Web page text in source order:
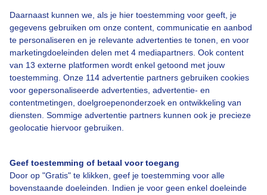
Daarnaast kunnen we, als je hier toestemming voor geeft, je
gegevens gebruiken om onze content, communicatie en aanbod
te personaliseren en je relevante advertenties te tonen, en voor
marketingdoeleinden delen met 4 mediapartners. Ook content
van 13 externe platformen wordt enkel getoond met jouw
toestemming. Onze 114 advertentie partners gebruiken cookies
voor gepersonaliseerde advertenties, advertentie- en
contentmetingen, doelgroepenonderzoek en ontwikkeling van
diensten. Sommige advertentie partners kunnen ook je precieze
geolocatie hiervoor gebruiken.
Geef toestemming of betaal voor toegang
Door op "Gratis" te klikken, geef je toestemming voor alle
bovenstaande doeleinden. Indien je voor geen enkel doeleinde
Over Buienradar
Bedrijfsgegevens
Contact
Toegankelijkheid